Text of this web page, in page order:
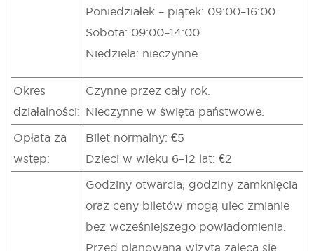
Poniedziałek – piątek: 09:00–16:00
Sobota: 09:00–14:00
Niedziela: nieczynne
Okres
działalności:
Czynne przez cały rok.
Nieczynne w święta państwowe.
Opłata za
wstęp:
Bilet normalny: €5
Dzieci w wieku 6–12 lat: €2
Godziny otwarcia, godziny zamknięcia
oraz ceny biletów mogą ulec zmianie
bez wcześniejszego powiadomienia.
Przed planowaną wizytą zaleca się